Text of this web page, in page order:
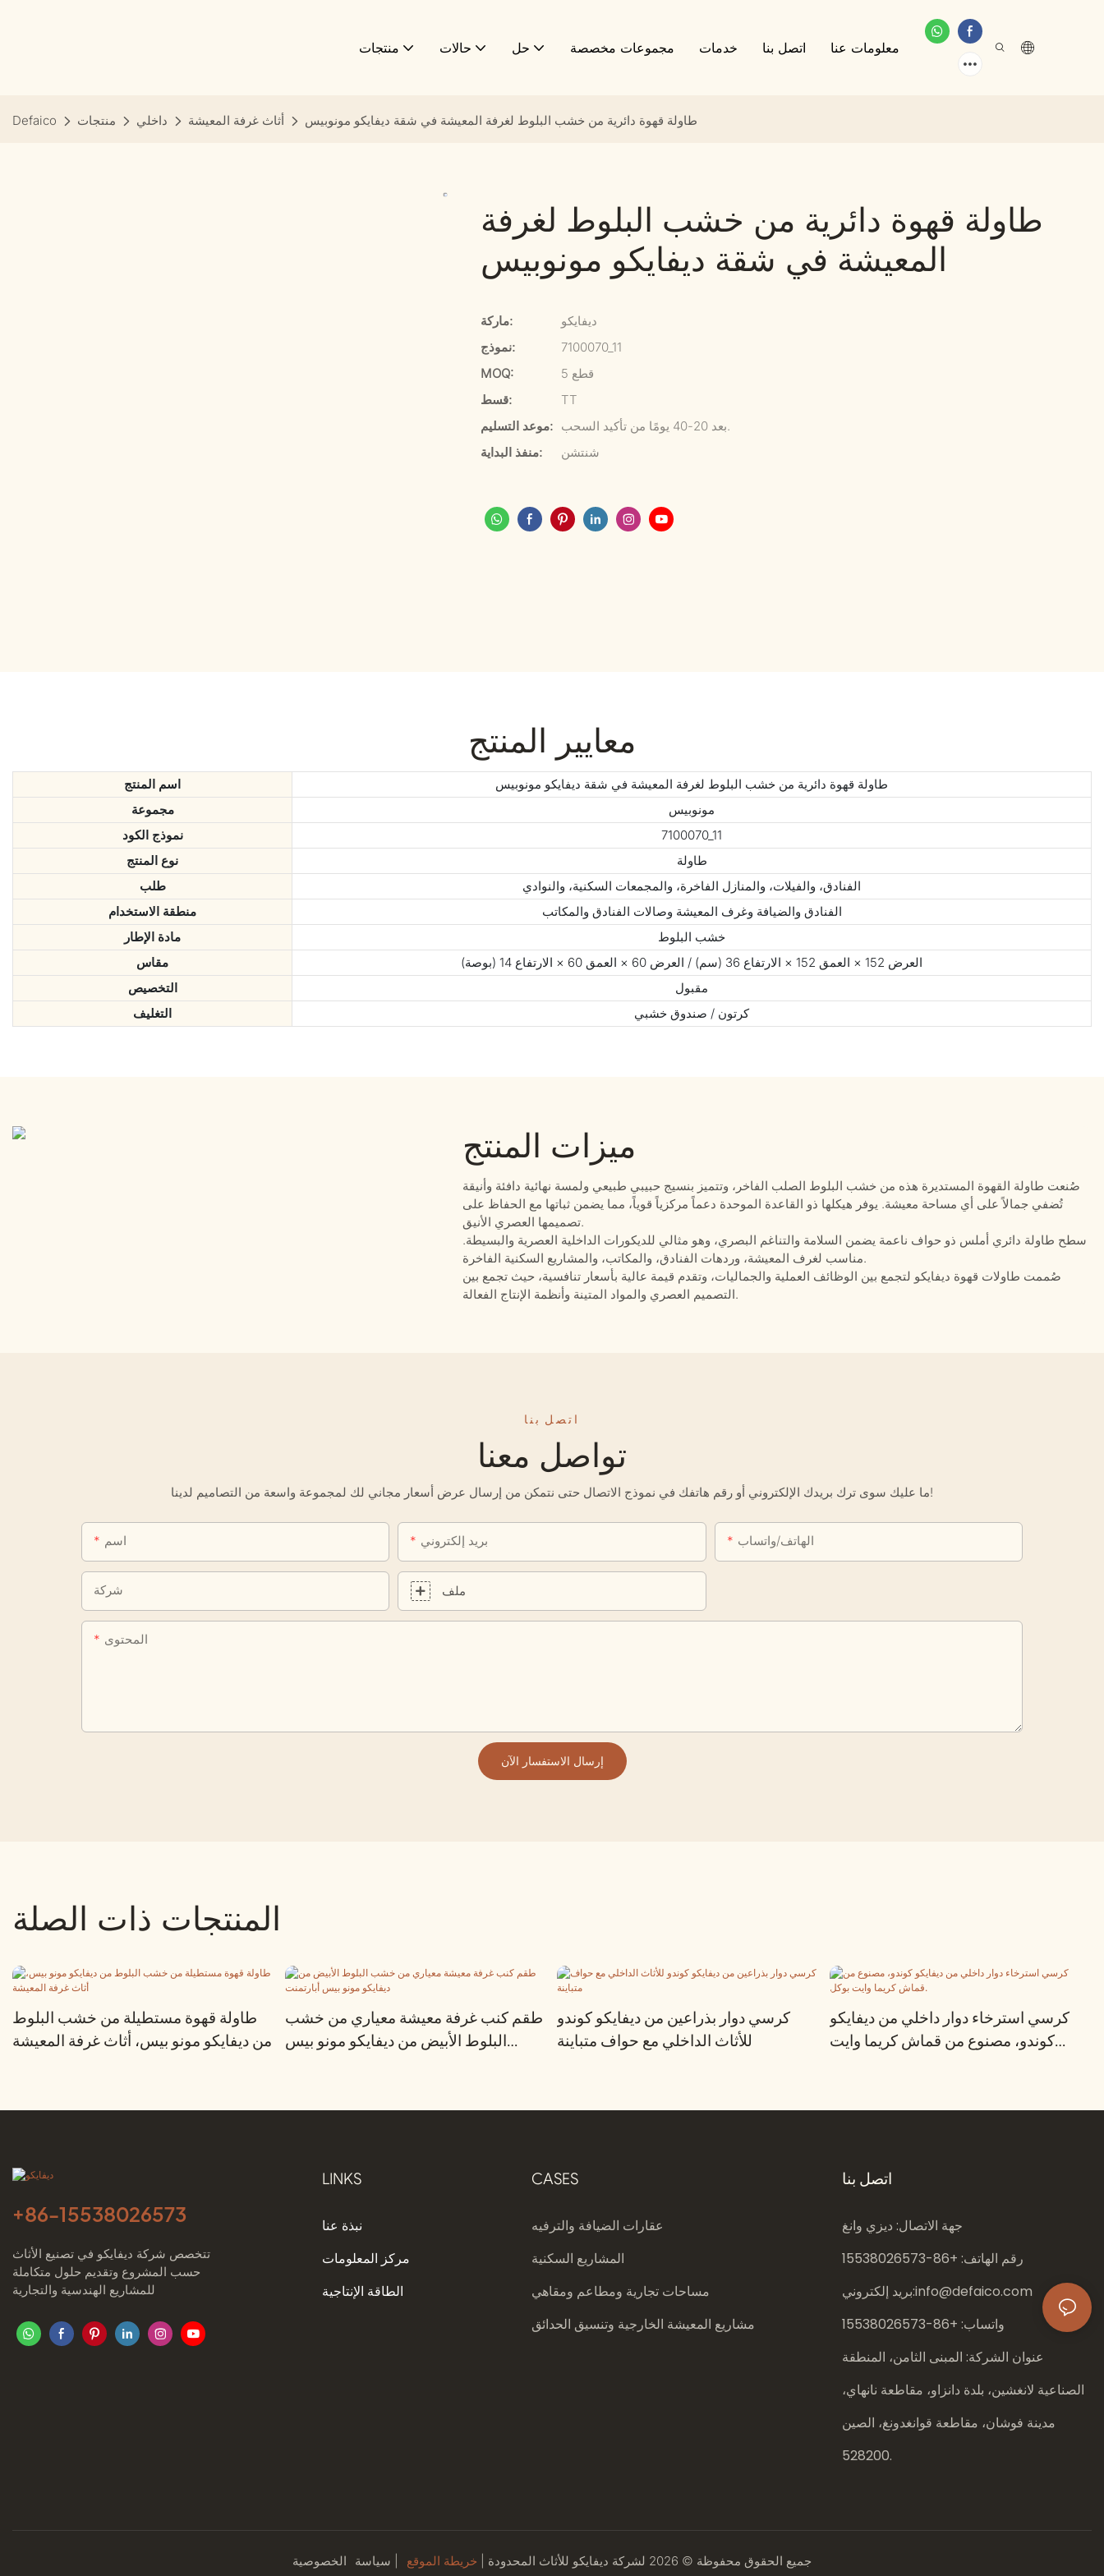
منتجات حالات حل مجموعات مخصصة خدمات اتصل بنا معلومات عنا
Defaico منتجات داخلي أثاث غرفة المعيشة طاولة قهوة دائرية من خشب البلوط لغرفة المعيشة في شقة ديفايكو مونوبيس
طاولة قهوة دائرية من خشب البلوط لغرفة
المعيشة في شقة ديفايكو مونوبيس
ماركة:
ديفايكو
نموذج:
7100070_11
MOQ:
5 قطع
قسط:
TT
موعد التسليم:
بعد 20-40 يومًا من تأكيد السحب.
منفذ البداية:
شنتشن
معايير المنتج
اسم المنتج
طاولة قهوة دائرية من خشب البلوط لغرفة المعيشة في شقة ديفايكو مونوبيس
مجموعة
مونوبيس
نموذج الكود
7100070_11
نوع المنتج
طاولة
طلب
الفنادق، والفيلات، والمنازل الفاخرة، والمجمعات السكنية، والنوادي
منطقة الاستخدام
الفنادق والضيافة وغرف المعيشة وصالات الفنادق والمكاتب
مادة الإطار
خشب البلوط
مقاس
العرض 152 × العمق 152 × الارتفاع 36 (سم) / العرض 60 × العمق 60 × الارتفاع 14 (بوصة)
التخصيص
مقبول
التغليف
كرتون / صندوق خشبي
ميزات المنتج
صُنعت طاولة القهوة المستديرة هذه من خشب البلوط الصلب الفاخر، وتتميز بنسيج حبيبي طبيعي ولمسة نهائية دافئة وأنيقة
تُضفي جمالاً على أي مساحة معيشة. يوفر هيكلها ذو القاعدة الموحدة دعماً مركزياً قوياً، مما يضمن ثباتها مع الحفاظ على
تصميمها العصري الأنيق.
سطح طاولة دائري أملس ذو حواف ناعمة يضمن السلامة والتناغم البصري، وهو مثالي للديكورات الداخلية العصرية والبسيطة.
مناسب لغرف المعيشة، وردهات الفنادق، والمكاتب، والمشاريع السكنية الفاخرة.
صُممت طاولات قهوة ديفايكو لتجمع بين الوظائف العملية والجماليات، وتقدم قيمة عالية بأسعار تنافسية، حيث تجمع بين
التصميم العصري والمواد المتينة وأنظمة الإنتاج الفعالة.
اتصل بنا
تواصل معنا
ما عليك سوى ترك بريدك الإلكتروني أو رقم هاتفك في نموذج الاتصال حتى نتمكن من إرسال عرض أسعار مجاني لك لمجموعة واسعة من التصاميم لدينا!
اسم بريد إلكتروني الهاتف/واتساب
شركة ملف
المحتوى
إرسال الاستفسار الآن
المنتجات ذات الصلة
طاولة قهوة مستطيلة من خشب البلوط
من ديفايكو مونو بيس، أثاث غرفة المعيشة
طقم كنب غرفة معيشة معياري من خشب
البلوط الأبيض من ديفايكو مونو بيس
كرسي دوار بذراعين من ديفايكو كوندو
للأثاث الداخلي مع حواف متباينة
كرسي استرخاء دوار داخلي من ديفايكو
كوندو، مصنوع من قماش كريما وايت
+86-15538026573
تتخصص شركة ديفايكو في تصنيع الأثاث
حسب المشروع وتقديم حلول متكاملة
للمشاريع الهندسية والتجارية
LINKS
نبذة عنا
مركز المعلومات
الطاقة الإنتاجية
CASES
عقارات الضيافة والترفيه
المشاريع السكنية
مساحات تجارية ومطاعم ومقاهي
مشاريع المعيشة الخارجية وتنسيق الحدائق
اتصل بنا
جهة الاتصال: ديزي وانغ
رقم الهاتف: +86-
15538026573
بريد إلكتروني:info@defaico.com
واتساب: +86-
15538026573
عنوان الشركة: المبنى الثامن، المنطقة
الصناعية لانغشين، بلدة دانزاو، مقاطعة نانهاي،
مدينة فوشان، مقاطعة قوانغدونغ، الصين
528200.
جميع الحقوق محفوظة © 2026 لشركة ديفايكو للأثاث المحدودة | خريطة الموقع سياسة الخصوصية